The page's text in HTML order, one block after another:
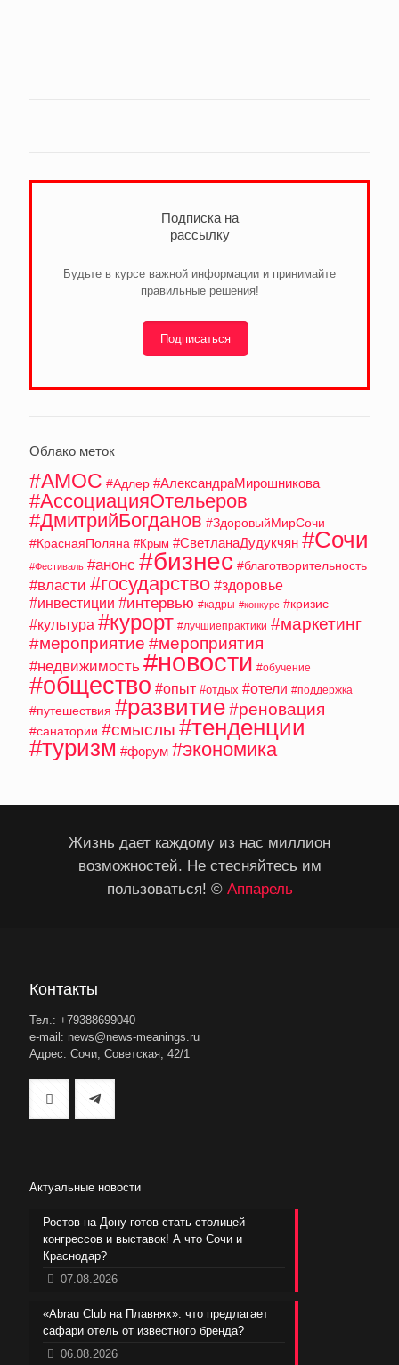
Подписка на
рассылку
Будьте в курсе важной информации и принимайте
правильные решения!
Подписаться
Облако меток
#АМОС #Адлер #АлександраМирошникова
#АссоциацияОтельеров
#ДмитрийБогданов #ЗдоровыйМирСочи
#КраснаяПоляна #Крым #СветланаДудукчян #Сочи
#Фестиваль #анонс #бизнес #благотворительность
#власти #государство #здоровье
#инвестиции #интервью #кадры #конкурс #кризис
#культура #курорт #лучшиепрактики #маркетинг
#мероприятие #мероприятия
#недвижимость #новости #обучение
#общество #опыт #отдых #отели #поддержка
#путешествия #развитие#реновация
#санатории #смыслы #тенденции
#туризм #форум #экономика
Жизнь дает каждому из нас миллион
возможностей. Не стесняйтесь им
пользоваться! © Аппарель
Контакты
Тел.: +79388699040
e-mail: news@news-meanings.ru
Адрес: Сочи, Советская, 42/1
Актуальные новости
Ростов-на-Дону готов стать столицей
конгрессов и выставок! А что Сочи и
Краснодар?
07.08.2026
«Abrau Club на Плавнях»: что предлагает
сафари отель от известного бренда?
06.08.2026